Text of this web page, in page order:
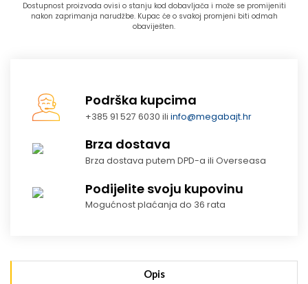
Dostupnost proizvoda ovisi o stanju kod dobavljača i može se promijeniti
nakon zaprimanja narudžbe. Kupac će o svakoj promjeni biti odmah
obaviješten.
Podrška kupcima
+385 91 527 6030 iliinfo@megabajt.hr
Brza dostava
Brza dostava putem DPD-a ili Overseasa
Podijelite svoju kupovinu
Mogućnost plaćanja do 36 rata
Opis